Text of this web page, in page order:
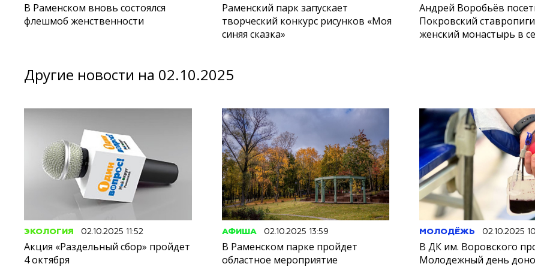
В Раменском вновь состоялся
флешмоб женственности
Раменский парк запускает
творческий конкурс рисунков «Моя
синяя сказка»
Андрей Воробьёв
Покровский
женский монастырь в
Другие новости на 02.10.2025
ЭКОЛОГИЯ 02.10.2025 11:52
Акция «Раздельный сбор» пройдет
4 октября
АФИША 02.10.2025 13:59
В Раменском парке пройдет
областное мероприятие
МОЛОДЁЖЬ 02.10.2025
В ДК им. Воровского
Молодежный день